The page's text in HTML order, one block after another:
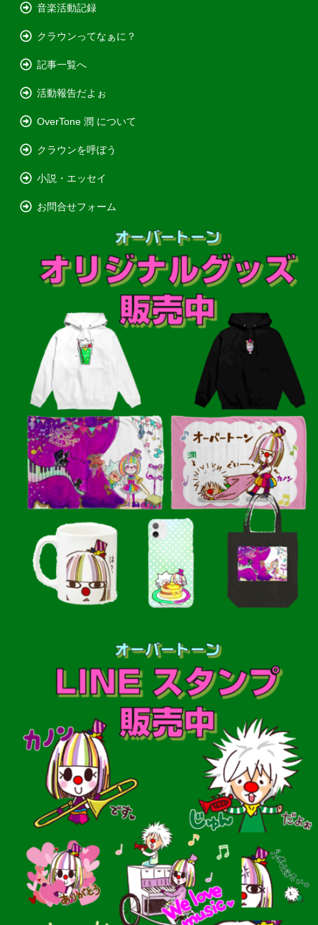
音楽活動記録
クラウンってなぁに？
記事一覧へ
活動報告だよぉ
OverTone 潤 について
クラウンを呼ぼう
小説・エッセイ
お問合せフォーム